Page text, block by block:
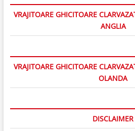
VRAJITOARE GHICITOARE
ANGLIA
VRAJITOARE GHICITOARE
OLANDA
DISCLAIMER